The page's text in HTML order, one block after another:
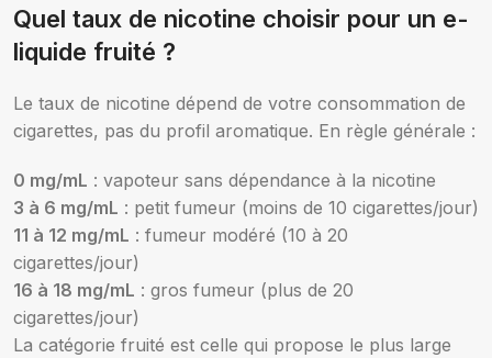
Quel taux de nicotine choisir pour un e-
liquide fruité ?
Le taux de nicotine dépend de votre consommation de
cigarettes, pas du profil aromatique. En règle générale :
0 mg/mL : vapoteur sans dépendance à la nicotine
3 à 6 mg/mL : petit fumeur (moins de 10 cigarettes/jour)
11 à 12 mg/mL : fumeur modéré (10 à 20
cigarettes/jour)
16 à 18 mg/mL : gros fumeur (plus de 20
cigarettes/jour)
La catégorie fruité est celle qui propose le plus large